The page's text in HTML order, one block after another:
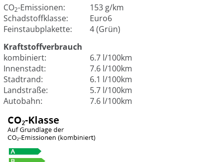
CO2-Emissionen:
153 g/km
Schadstoffklasse:
Euro6
Feinstaubplakette:
4 (Grün)
Kraftstoffverbrauch
kombiniert:
6.7 l/100km
Innenstadt:
7.6 l/100km
Stadtrand:
6.1 l/100km
Landstraße:
5.7 l/100km
Autobahn:
7.6 l/100km